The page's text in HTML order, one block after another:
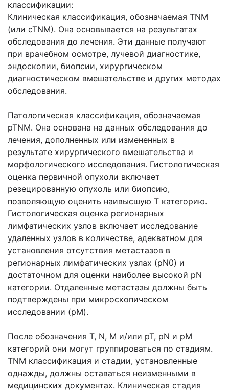
классификации:
Клиническая классификация, обозначаемая TNM
(или cTNM). Она основывается на результатах
обследования до лечения. Эти данные получают
при врачебном осмотре, лучевой диагностике,
эндоскопии, биопсии, хирургическом
диагностическом вмешательстве и других методах
обследования.
Патологическая классификация, обозначаемая
pTNM. Она основана на данных обследования до
лечения, дополненных или измененных в
результате хирургического вмешательства и
морфологического исследования. Гистологическая
оценка первичной опухоли включает
резецированную опухоль или биопсию,
позволяющую оценить наивысшую Т категорию.
Гистологическая оценка регионарных
лимфатических узлов включает исследование
удаленных узлов в количестве, адекватном для
установления отсутствия метастазов в
регионарных лимфатических узлах (pN0) и
достаточном для оценки наиболее высокой pN
категории. Отдаленные метастазы должны быть
подтверждены при микроскопическом
исследовании (рМ).
После обозначения Т, N, М и/или рТ, pN и рМ
категорий они могут группироваться по стадиям.
TNM классификация и стадии, установленные
однажды, должны оставаться неизменными в
медицинских документах. Клиническая стадия